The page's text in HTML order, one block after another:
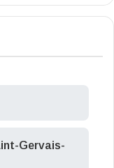
Gervais-